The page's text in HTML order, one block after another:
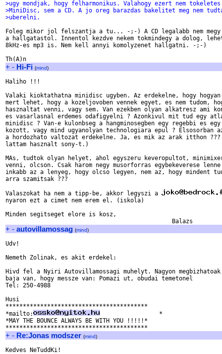
>ugy mondjak, hogy felharmonikus. Valahogy ezert nem tokeletes
>MiniDisc, sem a CD. A jo oreg barazdas bakelitet meg nem
>uberelni.
Foleg mikor jol felszantja a tu... -;-) A CD legalabb nem
a hallgatastol. Innentol kezdve nekem tokmindegy a dolog,
8kHz-es mp3 is. Nem kell annyi komolyzenet hallgatni. -;-)
+ - Hi-Fi (mind)
Haliho !!!
Valaki kioktathatna minidisc ugyben. Az erdekelne, hogy
mert lehet, hogy a kozeljovoben vennek egyet, es nem tudom,
hasznaltat venni, vagy sem. Van ezekben olyan alkatresz ami
es vasarlasnal erdemes odafigyelni ? Azonkivul mit tud egy
minidisc ? Van-e kulonbseg a hangminosegben egy regebbi es
kozott, vagy mind ugyanolyan technologiara epul ? Elsosorban
a hordozhato valtozat erdekelne. Ja, es mik az arak itthon
lattam hasznalt sony-t.)
MAs, tudtok olyan helyet, ahol egyszeru keveropultot,
venni, olcson. Csak harom negy musorforras egybekeverese
inkabb az a lenyeg, hogy olcso legyen, nem az, hogy mindent
arra szamitsak ???
Valaszokat ha nem a tipp-be, akkor legyszi a
nyaron ezt a cimet nem erem el. (iskola)
Minden segitseget elore is kosz,
+ - autovillamossag (mind)
Udv!
Nemeth Zolinak, es akit erdekel:
Hivd fel a Nyiri Autovillamossagi muhelyt. Nagyon
baja van, hogy messze van: Pomazi ut, obudai temetonel
Tel: 250-4988
Husi
*****************************************
*mailto:
                 *
*MAY THE BOUNCE ALWAYS BE WITH YOU !!!!!*
+ - Re:Jonas modszer (mind)
Kedves NeTuddKi!